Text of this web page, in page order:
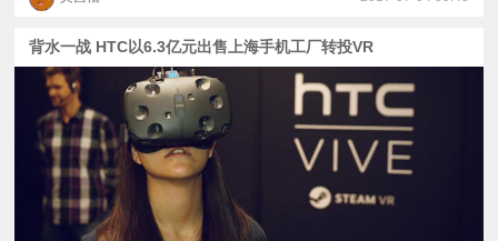
背水一战 HTC以6.3亿元出售上海手机工厂转投VR